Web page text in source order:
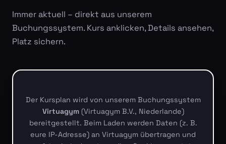
Immer aktuell – direkt aus unserem
Buchungssystem. Kurs anklicken, Details ansehen,
Platz sichern.
Der Kursplan wird von unserem Buchungssystem
Virtuagym(Virtuagym B.V., Niederlande)
bereitgestellt. Beim Laden werden Daten (z. B.
eure IP-Adresse) an Virtuagym übertragen und